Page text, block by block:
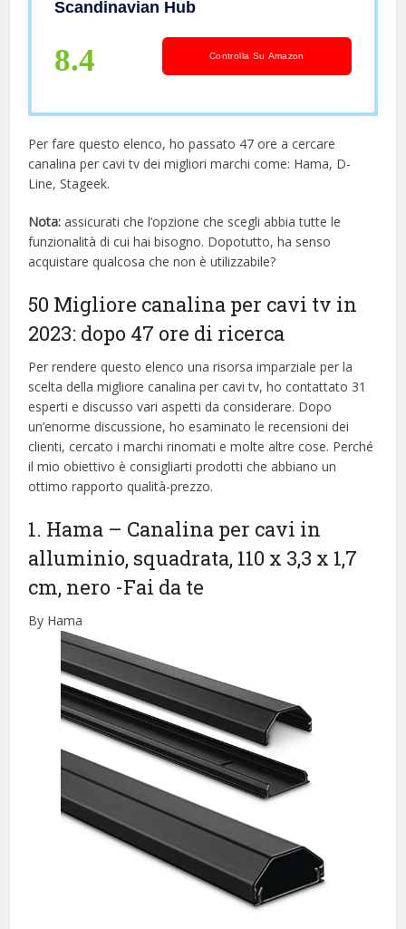
Ufficio o Casa
Scandinavian Hub
8.4 Controlla Su Amazon
Per fare questo elenco, ho passato 47 ore a cercare
canalina per cavi tv dei migliori marchi come: Hama, D-
Line, Stageek.
Nota: assicurati che l’opzione che scegli abbia tutte le
funzionalità di cui hai bisogno. Dopotutto, ha senso
acquistare qualcosa che non è utilizzabile?
50 Migliore canalina per cavi tv in
2023: dopo 47 ore di ricerca
Per rendere questo elenco una risorsa imparziale per la
scelta della migliore canalina per cavi tv, ​​ho contattato 31
esperti e discusso vari aspetti da considerare. Dopo
un’enorme discussione, ho esaminato le recensioni dei
clienti, cercato i marchi rinomati e molte altre cose. Perché
il mio obiettivo è consigliarti prodotti che abbiano un
ottimo rapporto qualità-prezzo.
1. Hama – Canalina per cavi in
alluminio, squadrata, 110 x 3,3 x 1,7
cm, nero -Fai da te
By Hama